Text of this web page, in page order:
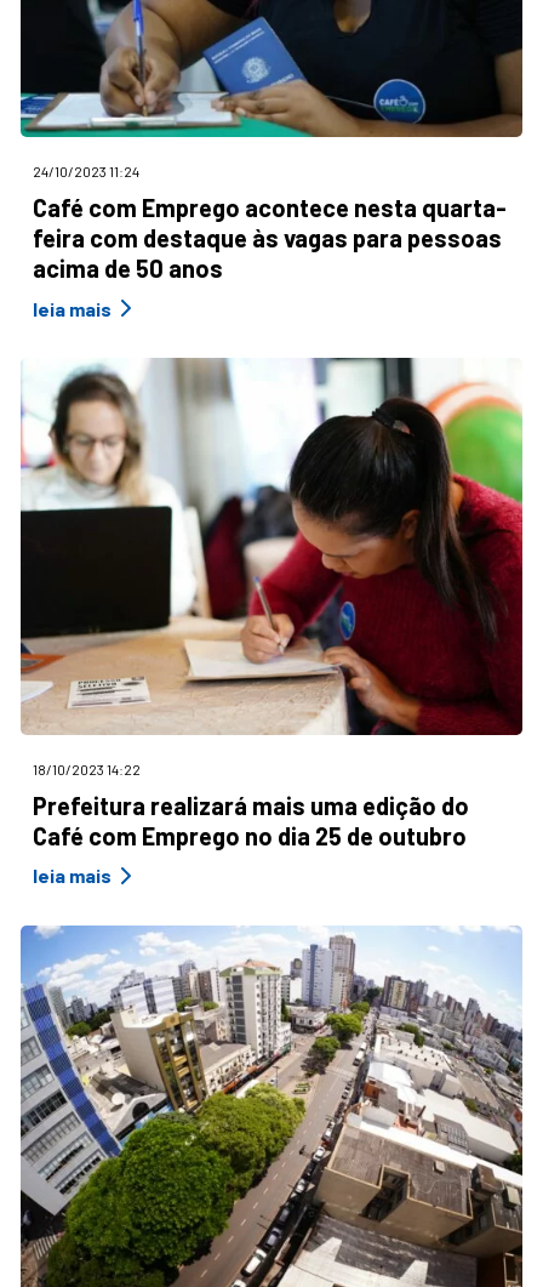
24/10/2023 11:24
Café com Emprego acontece nesta quarta-
feira com destaque às vagas para pessoas
acima de 50 anos
leia mais
18/10/2023 14:22
Prefeitura realizará mais uma edição do
Café com Emprego no dia 25 de outubro
leia mais